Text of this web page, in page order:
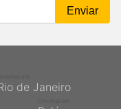
de Janeiro